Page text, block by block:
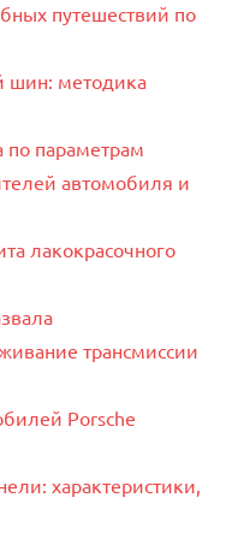
путешествий по
шин: методика
параметрам
автомобиля и
лакокрасочного
трансмиссии
Porsche
характеристики,